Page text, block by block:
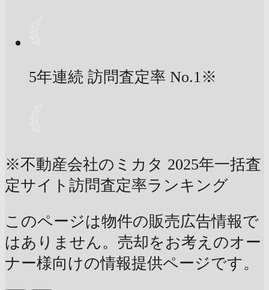
5年連続 訪問査定率 No.1※
※不動産会社のミカタ 2025年一括査
定サイト訪問査定率ランキング
このページは物件の販売広告情報で
はありません。売却をお考えのオー
ナー様向けの情報提供ページです。